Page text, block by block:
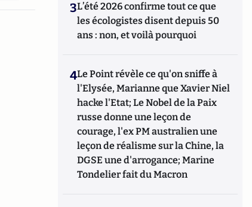
3L’été 2026 confirme tout ce que
les écologistes disent depuis 50
ans : non, et voilà pourquoi
4Le Point révèle ce qu'on sniffe à
l'Elysée, Marianne que Xavier Niel
hacke l'Etat; Le Nobel de la Paix
russe donne une leçon de
courage, l'ex PM australien une
leçon de réalisme sur la Chine, la
DGSE une d'arrogance; Marine
Tondelier fait du Macron